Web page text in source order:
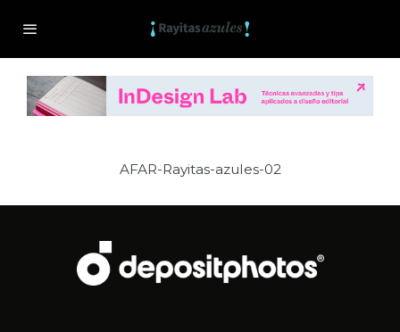
AFAR-Rayitas-azules-02